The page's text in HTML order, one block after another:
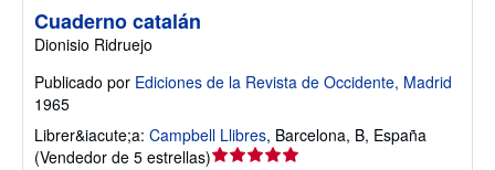
Cuaderno catalán
Dionisio Ridruejo
Publicado por Ediciones de la Revista de Occidente, Madrid
1965
Librer&iacute;a: Campbell Llibres, Barcelona, B, España
(Vendedor de 5 estrellas)Calificación